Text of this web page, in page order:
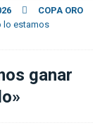
COPA ORO
lo estamos
ganar